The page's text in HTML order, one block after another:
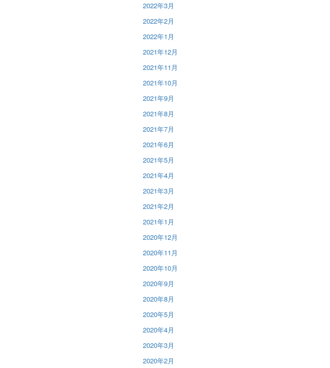
2022年3月
2022年2月
2022年1月
2021年12月
2021年11月
2021年10月
2021年9月
2021年8月
2021年7月
2021年6月
2021年5月
2021年4月
2021年3月
2021年2月
2021年1月
2020年12月
2020年11月
2020年10月
2020年9月
2020年8月
2020年5月
2020年4月
2020年3月
2020年2月